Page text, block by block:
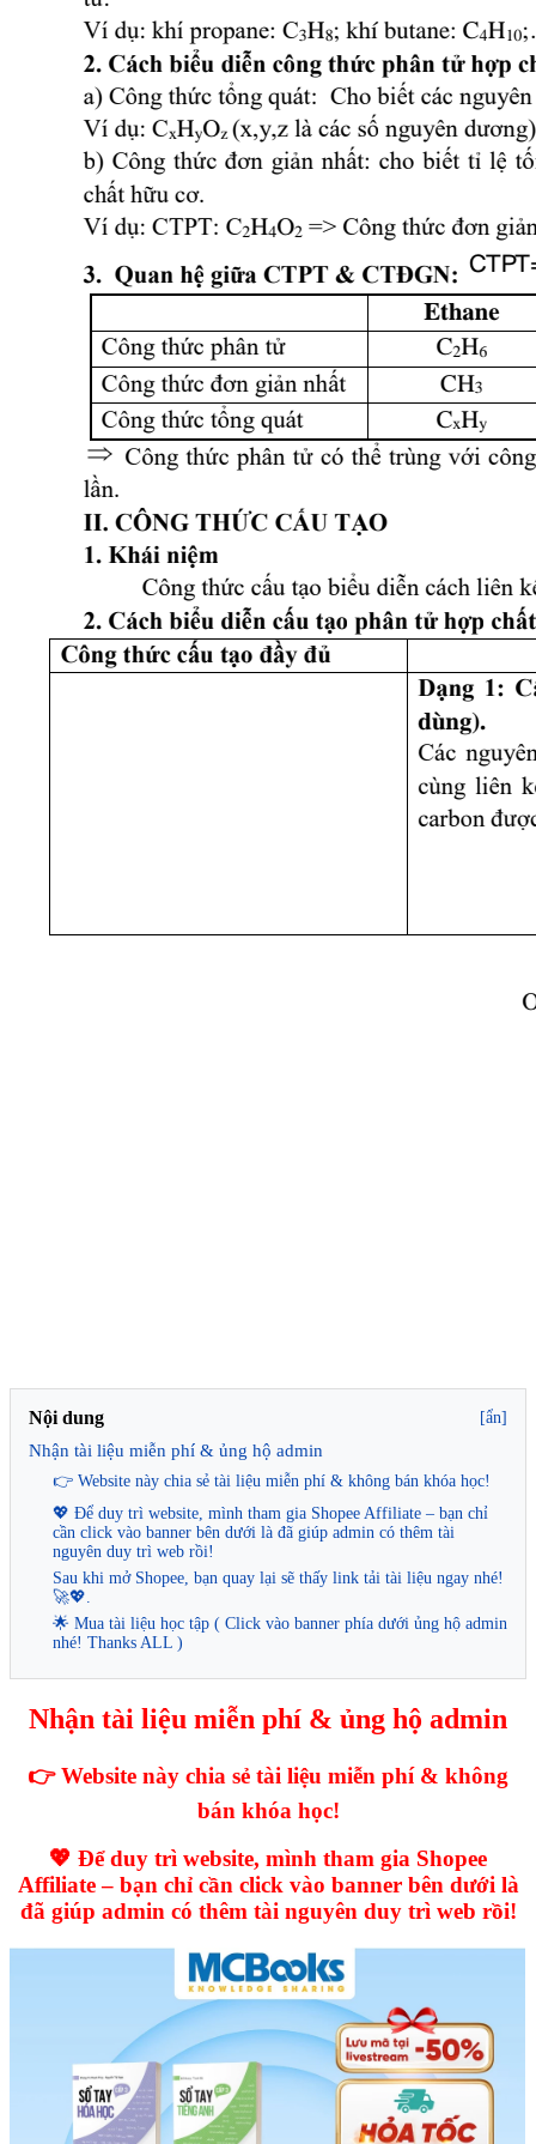
Nội dung [ẩn]
Nhận tài liệu miễn phí & ủng hộ admin
👉 Website này chia sẻ tài liệu miễn phí & không bán khóa học!
💖 Để duy trì website, mình tham gia Shopee Affiliate – bạn chỉ
cần click vào banner bên dưới là đã giúp admin có thêm tài
nguyên duy trì web rồi!
Sau khi mở Shopee, bạn quay lại sẽ thấy link tải tài liệu ngay nhé!
🚀💖.
🌟 Mua tài liệu học tập ( Click vào banner phía dưới ủng hộ admin
nhé! Thanks ALL )
Nhận tài liệu miễn phí & ủng hộ admin
👉 Website này chia sẻ tài liệu miễn phí & không
bán khóa học!
💖 Để duy trì website, mình tham gia Shopee
Affiliate – bạn chỉ cần click vào banner bên dưới là
đã giúp admin có thêm tài nguyên duy trì web rồi!